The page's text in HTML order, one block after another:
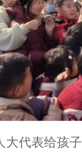
大代表给孩